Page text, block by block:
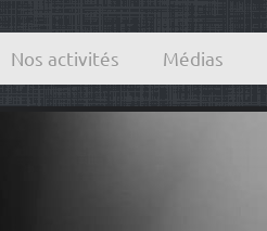
Nos activités Médias